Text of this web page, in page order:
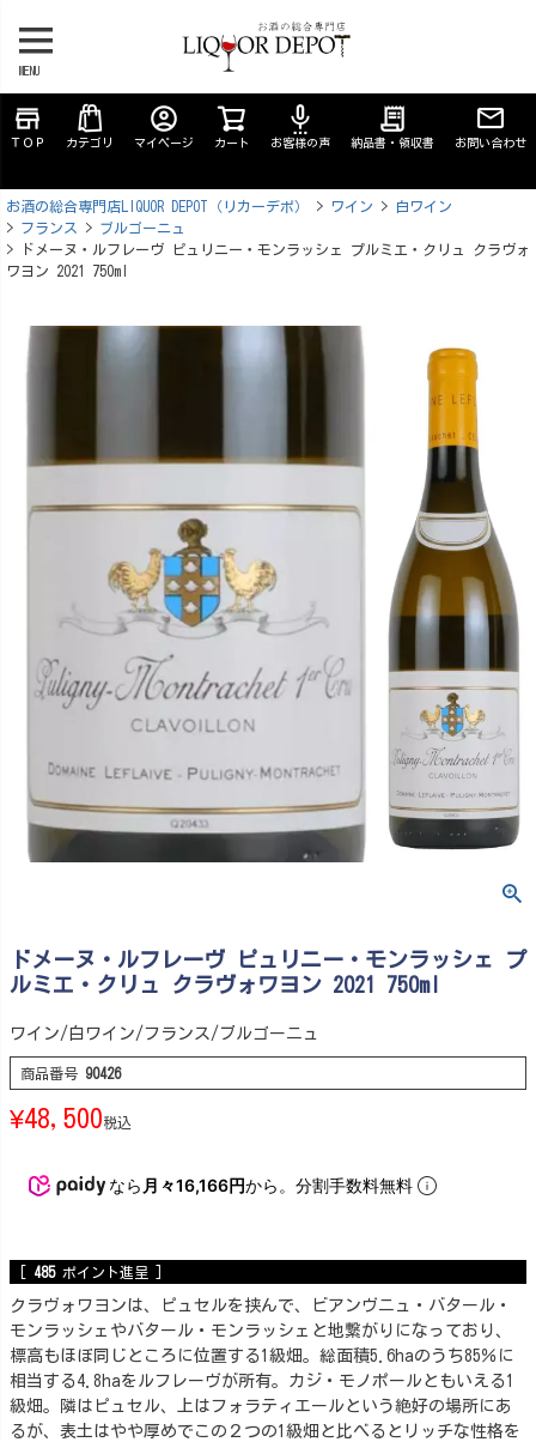
MENU
store
ＴＯＰ カテゴリ
account_circle
マイページ カート
settings_voice
お客様の声
receipt_long
納品書・領収書 お問い合わせ
お酒の総合専門店LIQUOR DEPOT（リカーデポ） ワイン
白ワイン
フランス
ブルゴーニュ
ドメーヌ・ルフレーヴ ピュリニー・モンラッシェ プルミエ・クリュ クラヴォ
ワヨン 2021 750ml
ドメーヌ・ルフレーヴ ピュリニー・モンラッシェ プ
ルミエ・クリュ クラヴォワヨン 2021 750ml
ワイン/白ワイン/フランス/ブルゴーニュ
商品番号 90426
¥48,500税込
なら 月々16,166円から。分割手数料無料
485 ポイント進呈 ]
クラヴォワヨンは、ピュセルを挟んで、ビアンヴニュ・バタール・
モンラッシェやバタール・モンラッシェと地繋がりになっており、
標高もほぼ同じところに位置する1級畑。総面積5.6haのうち85％に
相当する4.8haをルフレーヴが所有。カジ・モノポールともいえる1
級畑。隣はピュセル、上はフォラティエールという絶好の場所にあ
るが、表土はやや厚めでこの２つの1級畑と比べるとリッチな性格を